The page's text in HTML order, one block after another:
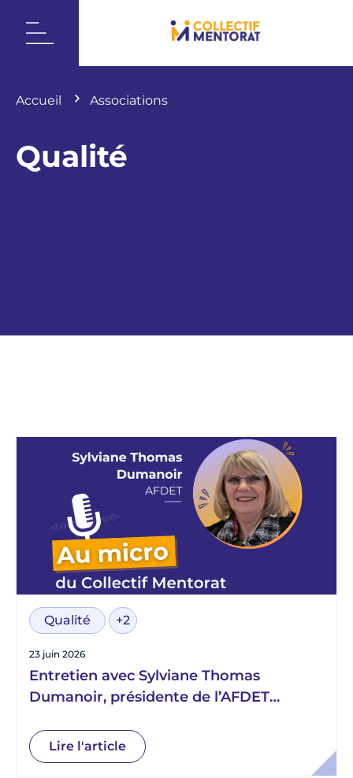
Accueil Associations
Qualité
Qualité +2
23 juin 2026
Entretien avec Sylviane Thomas
Dumanoir, présidente de l’AFDET
Lire l'article